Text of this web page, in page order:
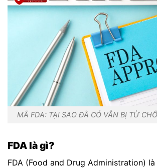
MÃ FDA: TẠI SAO ĐÃ CÓ VẪN BỊ TỪ
FDA là gì?
FDA (Food and Drug Administration)